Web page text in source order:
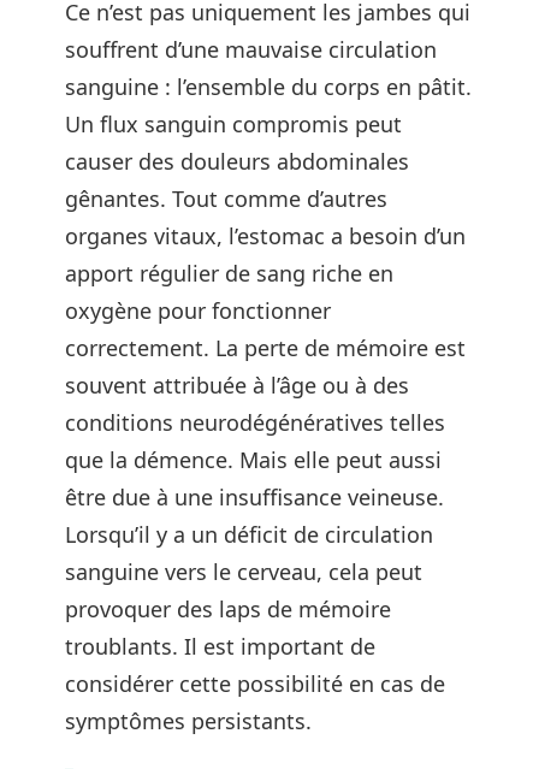
Ce n’est pas uniquement les jambes qui
souffrent d’une mauvaise circulation
sanguine : l’ensemble du corps en pâtit.
Un flux sanguin compromis peut
causer des douleurs abdominales
gênantes. Tout comme d’autres
organes vitaux, l’estomac a besoin d’un
apport régulier de sang riche en
oxygène pour fonctionner
correctement. La perte de mémoire est
souvent attribuée à l’âge ou à des
conditions neurodégénératives telles
que la démence. Mais elle peut aussi
être due à une insuffisance veineuse.
Lorsqu’il y a un déficit de circulation
sanguine vers le cerveau, cela peut
provoquer des laps de mémoire
troublants. Il est important de
considérer cette possibilité en cas de
symptômes persistants.